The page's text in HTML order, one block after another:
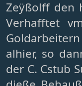
Zeÿßolff den
Verhafftet
alhier, so
der C. Cstub